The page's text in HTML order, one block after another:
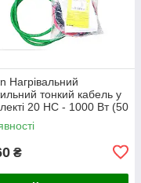
Нагрівальний
тонкий кабель у
20 HC - 1000 Вт (50
₴